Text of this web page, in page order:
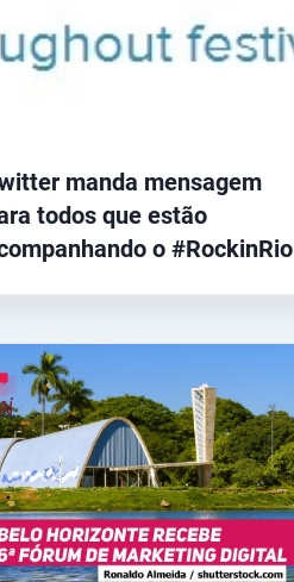
manda mensagem
todos que estão
o #RockinRio